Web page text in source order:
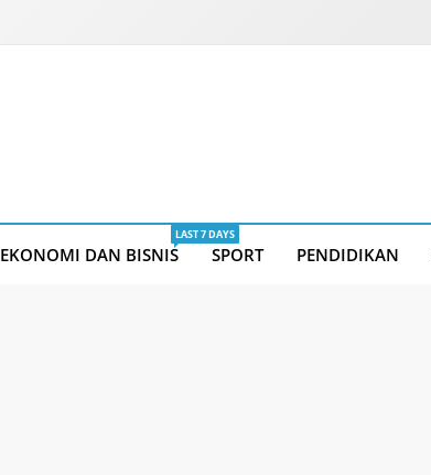
EKONOMI DAN BISNIS
LAST 7 DAYS
SPORT PENDIDIKAN